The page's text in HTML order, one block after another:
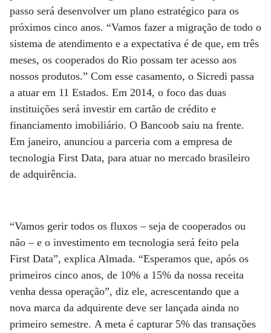
passo será desenvolver um plano estratégico para os
próximos cinco anos. “Vamos fazer a migração de todo o
sistema de atendimento e a expectativa é de que, em três
meses, os cooperados do Rio possam ter acesso aos
nossos produtos.” Com esse casamento, o Sicredi passa
a atuar em 11 Estados. Em 2014, o foco das duas
instituições será investir em cartão de crédito e
financiamento imobiliário. O Bancoob saiu na frente.
Em janeiro, anunciou a parceria com a empresa de
tecnologia First Data, para atuar no mercado brasileiro
de adquirência.
“Vamos gerir todos os fluxos – seja de cooperados ou
não – e o investimento em tecnologia será feito pela
First Data”, explica Almada. “Esperamos que, após os
primeiros cinco anos, de 10% a 15% da nossa receita
venha dessa operação”, diz ele, acrescentando que a
nova marca da adquirente deve ser lançada ainda no
primeiro semestre. A meta é capturar 5% das transações